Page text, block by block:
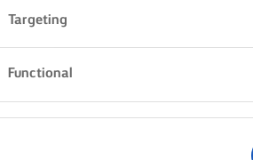
Friptura de pui are
dificultatea cu care este
suculentă. În această rețetă
savuros și delicios. Servit cu
pofta oricărui gurmand.
Targeting
Functional